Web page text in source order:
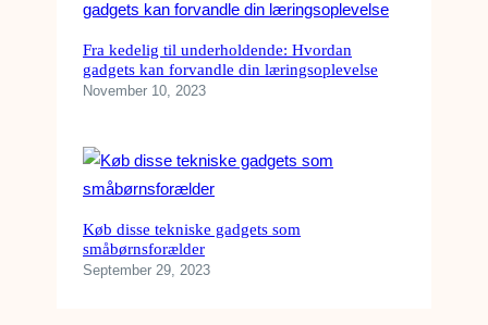
Fra kedelig til underholdende: Hvordan
gadgets kan forvandle din læringsoplevelse
November 10, 2023
Køb disse tekniske gadgets som
småbørnsforælder
September 29, 2023